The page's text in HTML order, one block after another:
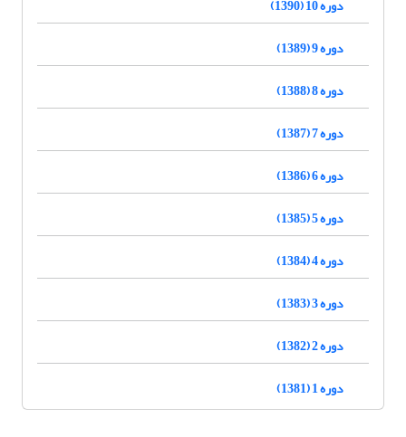
دوره 10 (1390)
دوره 9 (1389)
دوره 8 (1388)
دوره 7 (1387)
دوره 6 (1386)
دوره 5 (1385)
دوره 4 (1384)
دوره 3 (1383)
دوره 2 (1382)
دوره 1 (1381)